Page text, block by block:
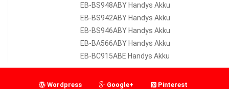
EB-BS948ABY Handys Akku
EB-BS942ABY Handys Akku
EB-BS946ABY Handys Akku
EB-BA566ABY Handys Akku
EB-BC915ABE Handys Akku
Wordpress Google+
Pinterest